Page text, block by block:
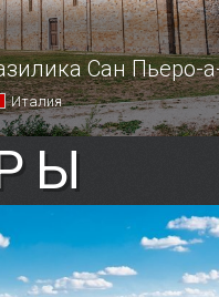
Сан Пьеро-
Италия